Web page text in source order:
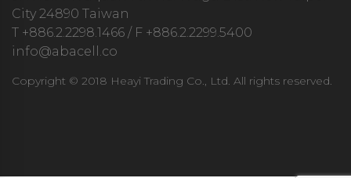
City 24890 Taiwan
T +886.2.2298.1466 / F +886.2.2299.5400
info@abacell.co
Copyright © 2018 Heayi Trading Co., Ltd. All rights reserved.